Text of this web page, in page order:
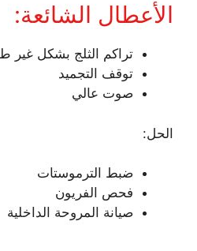
الأعطال الشائعة:
تراكم الثلج بشكل غير
توقف التجميد
صوت عالي
الحل:
ضبط الترموستات
فحص الفريون
صيانة المروحة الداخلية